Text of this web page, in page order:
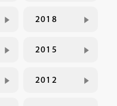
2018
2015
2012